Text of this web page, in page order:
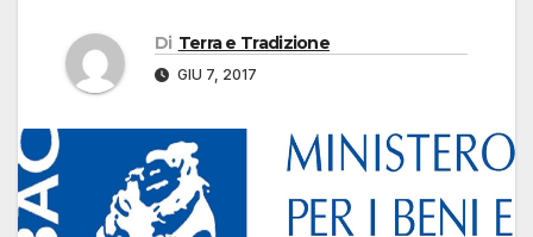
Di Terra e Tradizione
GIU 7, 2017